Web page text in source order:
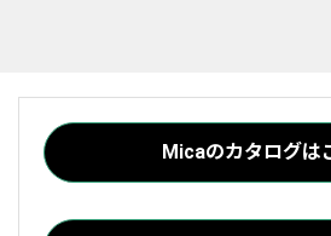
Micaのカタログは